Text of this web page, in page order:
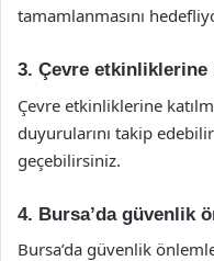
tamamlanmasını
3. Çevre etkinliklerine
Çevre etkinliklerine
duyurularını takip
geçebilirsiniz.
4. Bursa’da güvenlik
Bursa’da güvenlik